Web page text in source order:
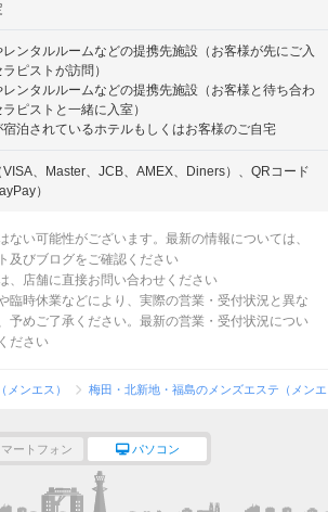
ンタルルームなどの提携先施設（お客様が先にご入
ピストが訪問）
レンタルルームなどの提携先施設（お客様と待ち合わ
ピストと一緒に入室）
宿泊されているホテルもしくはお客様のご自宅
VISA、Master、JCB、AMEX、Diners）、QRコード
）
い可能性がございます。最新の情報については、
及びブログをご確認ください
、店舗に直接お問い合わせください
臨時休業などにより、実際の営業・受付状況と異な
予めご了承ください。最新の営業・受付状況につい
ださい
メンエス） 梅田・北新地・福島のメンズエステ（メン
マートフォン パソコン